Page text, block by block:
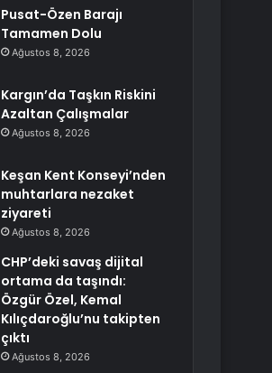
Pusat-Özen Barajı
Tamamen Dolu
Ağustos 8, 2026
Kargın’da Taşkın Riskini
Azaltan Çalışmalar
Ağustos 8, 2026
Keşan Kent Konseyi’nden
muhtarlara nezaket
ziyareti
Ağustos 8, 2026
CHP’deki savaş dijital
ortama da taşındı:
Özgür Özel, Kemal
Kılıçdaroğlu’nu takipten
çıktı
Ağustos 8, 2026